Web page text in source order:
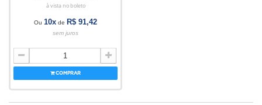
à vista no boleto
Ou 10x de R$ 91,42
sem juros
COMPRAR